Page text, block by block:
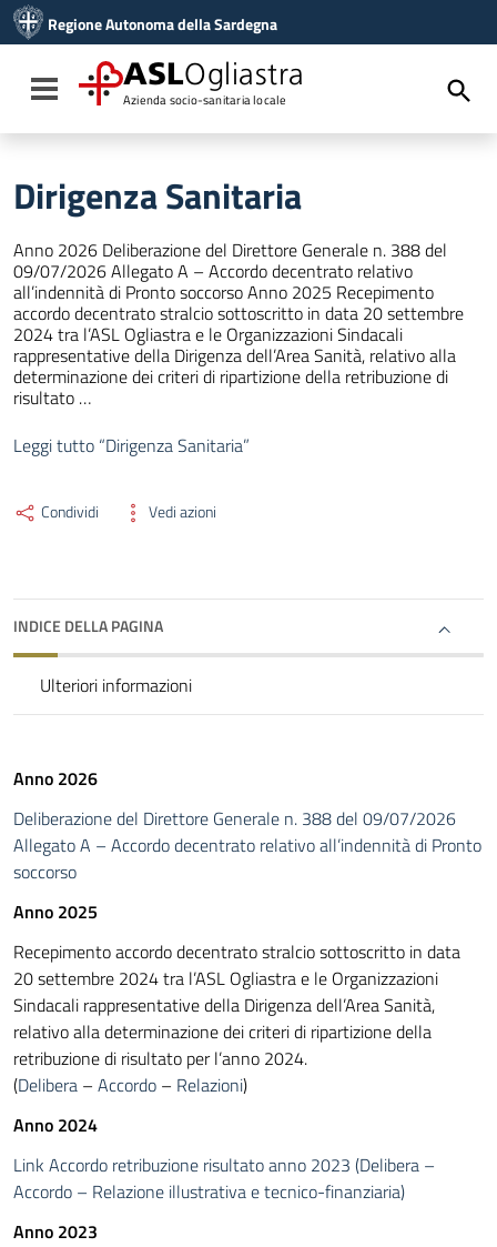
Vai al menu di navigazione
Vai al footer
Regione Autonoma della Sardegna
Toggle navigation
ASLOgliastra
Azienda socio-sanitaria locale
Dirigenza Sanitaria
Anno 2026 Deliberazione del Direttore Generale n. 388 del
09/07/2026 Allegato A – Accordo decentrato relativo
all’indennità di Pronto soccorso Anno 2025 Recepimento
accordo decentrato stralcio sottoscritto in data 20 settembre
2024 tra l’ASL Ogliastra e le Organizzazioni Sindacali
rappresentative della Dirigenza dell’Area Sanità, relativo alla
determinazione dei criteri di ripartizione della retribuzione di
risultato …
Leggi tutto “Dirigenza Sanitaria”
Condividi Vedi azioni
INDICE DELLA PAGINA
Ulteriori informazioni
Anno 2026
Deliberazione del Direttore Generale n. 388 del 09/07/2026
Allegato A – Accordo decentrato relativo all’indennità di Pronto
soccorso
Anno 2025
Recepimento accordo decentrato stralcio sottoscritto in data
20 settembre 2024 tra l’ASL Ogliastra e le Organizzazioni
Sindacali rappresentative della Dirigenza dell’Area Sanità,
relativo alla determinazione dei criteri di ripartizione della
retribuzione di risultato per l’anno 2024.
(Delibera – Accordo – Relazioni)
Anno 2024
Link Accordo retribuzione risultato anno 2023 (Delibera –
Accordo – Relazione illustrativa e tecnico-finanziaria)
Anno 2023